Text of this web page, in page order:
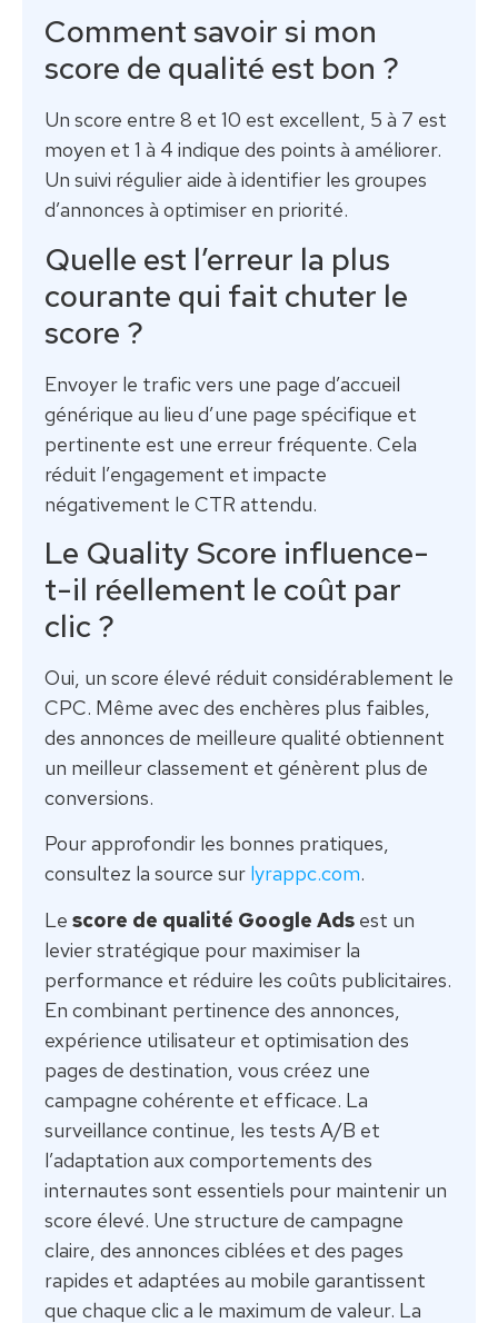
Comment savoir si mon
score de qualité est bon ?
Un score entre 8 et 10 est excellent, 5 à 7 est
moyen et 1 à 4 indique des points à améliorer.
Un suivi régulier aide à identifier les groupes
d’annonces à optimiser en priorité.
Quelle est l’erreur la plus
courante qui fait chuter le
score ?
Envoyer le trafic vers une page d’accueil
générique au lieu d’une page spécifique et
pertinente est une erreur fréquente. Cela
réduit l’engagement et impacte
négativement le CTR attendu.
Le Quality Score influence-
t-il réellement le coût par
clic ?
Oui, un score élevé réduit considérablement le
CPC. Même avec des enchères plus faibles,
des annonces de meilleure qualité obtiennent
un meilleur classement et génèrent plus de
conversions.
Pour approfondir les bonnes pratiques,
consultez la source sur lyrappc.com.
Le score de qualité Google Ads est un
levier stratégique pour maximiser la
performance et réduire les coûts publicitaires.
En combinant pertinence des annonces,
expérience utilisateur et optimisation des
pages de destination, vous créez une
campagne cohérente et efficace. La
surveillance continue, les tests A/B et
l’adaptation aux comportements des
internautes sont essentiels pour maintenir un
score élevé. Une structure de campagne
claire, des annonces ciblées et des pages
rapides et adaptées au mobile garantissent
que chaque clic a le maximum de valeur. La